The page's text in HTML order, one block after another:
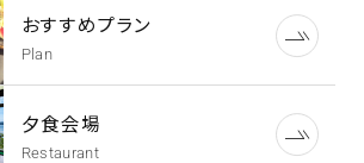
おすすめプラン
Plan
夕食会場
Restaurant